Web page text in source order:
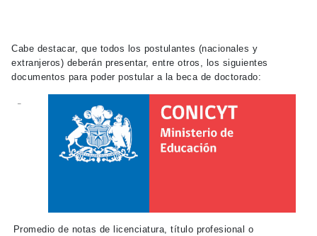
Cabe destacar, que todos los postulantes (nacionales y
extranjeros) deberán presentar, entre otros, los siguientes
documentos para poder postular a la beca de doctorado:
–
Promedio de notas de licenciatura, título profesional o